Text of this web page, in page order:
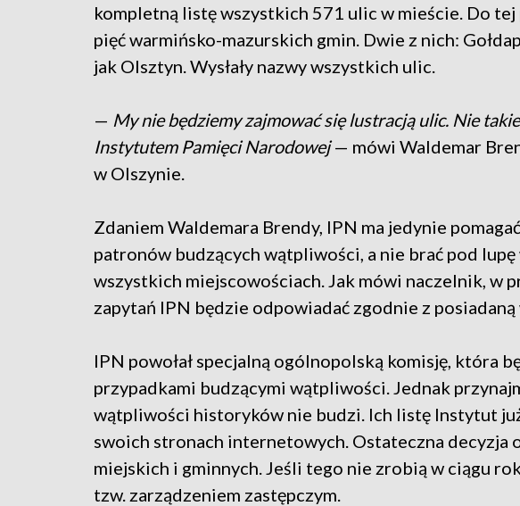
kompletną listę wszystkich 571 ulic w mieście. Do
pięć warmińsko-mazurskich gmin. Dwie z nich:
jak Olsztyn. Wysłały nazwy wszystkich ulic.
— My nie będziemy zajmować się lustracją ulic. Nie
Instytutem Pamięci Narodowej— mówi Waldemar
w Olszynie.
Zdaniem Waldemara Brendy, IPN ma jedynie
patronów budzących wątpliwości, a nie brać pod
wszystkich miejscowościach. Jak mówi naczelnik, w
zapytań IPN będzie odpowiadać zgodnie z posiadaną
IPN powołał specjalną ogólnopolską komisję, która
przypadkami budzącymi wątpliwości. Jednak
wątpliwości historyków nie budzi. Ich listę Instytut
swoich stronach internetowych. Ostateczna decyzja
miejskich i gminnych. Jeśli tego nie zrobią w ciągu
tzw. zarządzeniem zastępczym.